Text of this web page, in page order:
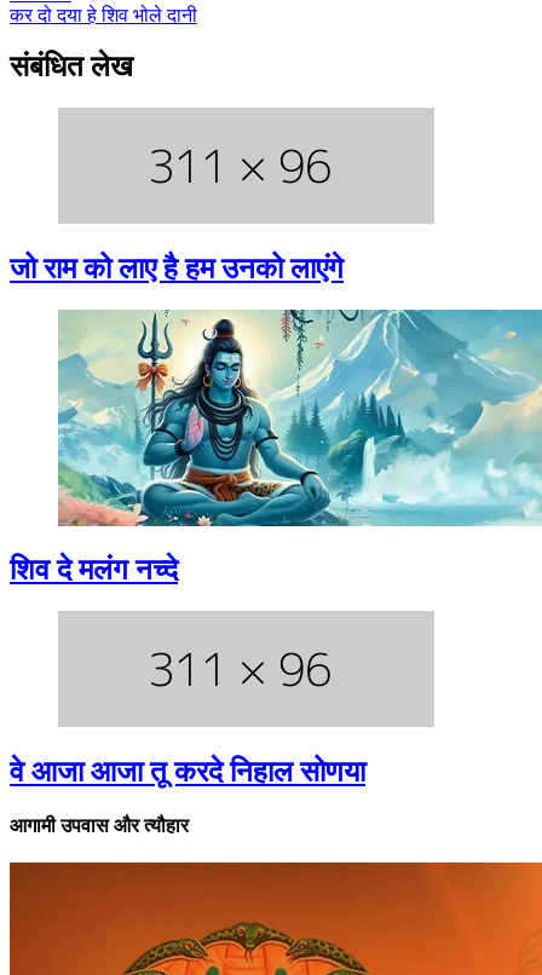
कर दो दया हे शिव भोले दानी
संबंधित लेख
जो राम को लाए है हम उनको लाएंगे
शिव दे मलंग नच्दे
वे आजा आजा तू करदे निहाल सोणया
आगामी उपवास और त्यौहार